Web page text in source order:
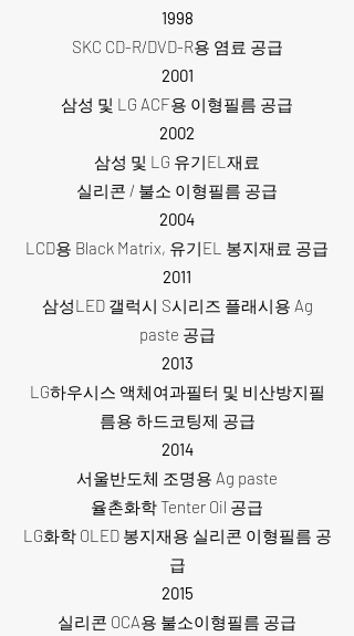
1998
SKC CD-R/DVD-R용 염료 공급
2001
삼성 및 LG ACF용 이형필름 공급
2002
삼성 및 LG 유기EL재료
실리콘 / 불소 이형필름 공급
2004
LCD용 Black Matrix, 유기EL 봉지재료 공급
2011
삼성LED 갤럭시 S시리즈 플래시용 Ag
paste 공급
2013
LG하우시스 액체여과필터 및 비산방지필
름용 하드코팅제 공급
2014
서울반도체 조명용 Ag paste
율촌화학 Tenter Oil 공급
LG화학 OLED 봉지재용 실리콘 이형필름 공
급
2015
실리콘 OCA용 불소이형필름 공급